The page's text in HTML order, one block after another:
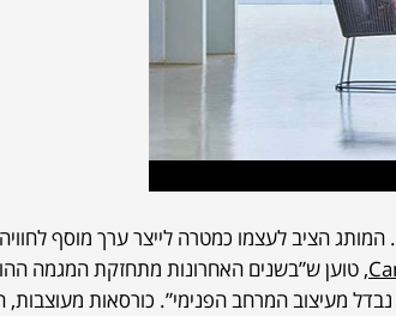
לסביבת החוץ. המותג הציב לעצמו כמטרה לייצר ערך מוסף
, טוען ש”בשנים האחרונות מתחזקת המגמה
מעיצוב המרחב הפנימי”. כורסאות מעוצבות,